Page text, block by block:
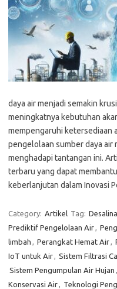
daya air menjadi semakin
meningkatnya kebutuhan
mempengaruhi ketersediaan
pengelolaan sumber daya air
menghadapi tantangan ini.
terbaru yang dapat
keberlanjutan dalam Inovasi
Category: Artikel Tag:
Prediktif Pengelolaan Air,
limbah , Perangkat Hemat Air,
IoT untuk Air, Sistem Filtrasi
Sistem Pengumpulan Air Hujan ,
Konservasi Air, Teknologi